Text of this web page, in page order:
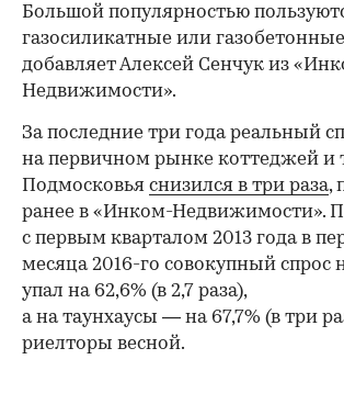
Большой популярностью
газосиликатные или
добавляет Алексей Сенчук из
Недвижимости».
За последние три года реальный
на первичном рынке коттеджей и
Подмосковья снизился в три раза,
ранее в «Инком-Недвижимости».
с первым кварталом 2013 года в
месяца 2016-го совокупный спрос
упал на 62,6% (в 2,7 раза),
а на таунхаусы — на 67,7% (в три
риелторы весной.